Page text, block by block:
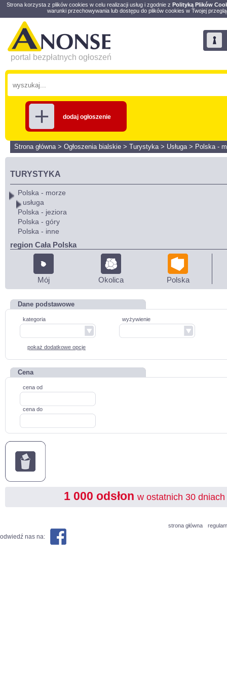
Strona korzysta z plików cookies w celu realizacji usług i zgodnie z Polityką Plików
warunki przechowywania lub dostępu do plików cookies w Twojej
portal bezpłatnych ogłoszeń
dodaj ogłoszenie
Strona główna> Ogłoszenia bialskie > Turystyka> Usługa> Polska -
TURYSTYKA
Polska - morze
usługa
Polska - jeziora
Polska - góry
Polska - inne
region Cała Polska
Mój Okolica Polska
Dane podstawowe
kategoria wyżywienie
pokaż dodatkowe opcje
Cena
cena od
cena do
1 000 odsłon w ostatnich 30 dniach
strona główna
odwiedź nas na: